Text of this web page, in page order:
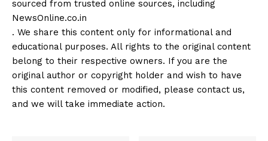
sourced from trusted online sources, including
NewsOnline.co.in
. We share this content only for informational and
educational purposes. All rights to the original content
belong to their respective owners. If you are the
original author or copyright holder and wish to have
this content removed or modified, please contact us,
and we will take immediate action.